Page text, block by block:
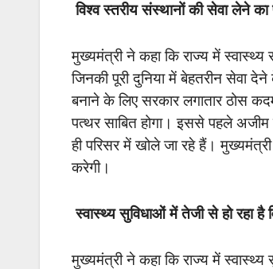
विश्व स्तरीय संस्थानों की सेवा लेने का
मुख्यमंत्री ने कहा कि राज्य में
जिनकी पूरी दुनिया में बेहतरीन सेवा
बनाने के लिए सरकार लगातार ठोस
पत्थर साबित होगा। इससे पहले
ही परिसर में खोले जा रहे हैं।
करेगी।
स्वास्थ्य सुविधाओं में तेजी से हो रहा है
मुख्यमंत्री ने कहा कि राज्य में स्वास्थ्य